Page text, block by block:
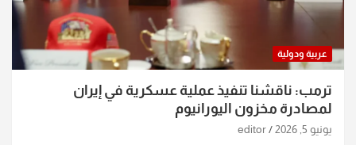
عربية ودولية
ترمب: ناقشنا تنفيذ عملية عسكرية في إيران
لمصادرة مخزون اليورانيوم
يونيو 5, 2026 editor